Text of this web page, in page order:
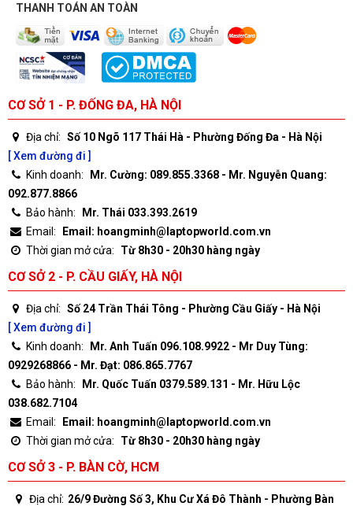
THANH TOÁN AN TOÀN
CƠ SỞ 1 - P. ĐỐNG ĐA, HÀ NỘI
Địa chỉ: Số 10 Ngõ 117 Thái Hà - Phường Đống Đa - Hà Nội
[ Xem đường đi ]
Kinh doanh:
Mr. Cường: 089.855.3368 - Mr. Nguyễn Quang:
092.877.8866
Bảo hành:
Mr. Thái 033.393.2619
Email:
Email: hoangminh@laptopworld.com.vn
Thời gian mở cửa:
Từ 8h30 - 20h30 hàng ngày
CƠ SỞ 2 - P. CẦU GIẤY, HÀ NỘI
Địa chỉ: Số 24 Trần Thái Tông - Phường Cầu Giấy - Hà Nội
[ Xem đường đi ]
Kinh doanh:
Mr. Anh Tuấn 096.108.9922 - Mr Duy Tùng:
0929268866 - Mr. Đạt: 086.865.7767
Bảo hành:
Mr. Quốc Tuấn 0379.589.131 - Mr. Hữu Lộc
038.682.7104
Email:
Email: hoangminh@laptopworld.com.vn
Thời gian mở cửa:
Từ 8h30 - 20h30 hàng ngày
CƠ SỞ 3 - P. BÀN CỜ, HCM
Địa chỉ: 26/9 Đường Số 3, Khu Cư Xá Đô Thành - Phường Bàn